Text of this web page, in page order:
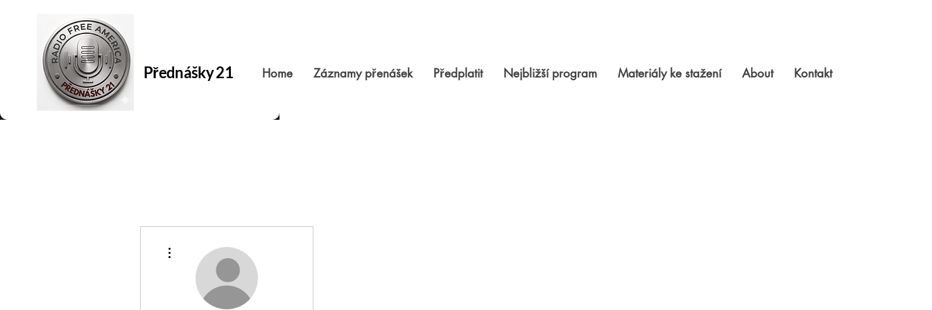
Přednášky 21 Home Záznamy přenášek Předplatit Nejbližší program Materiály ke stažení About Kontakt